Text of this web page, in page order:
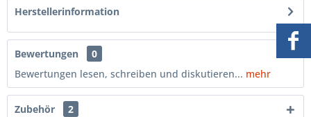
Herstellerinformation
Bewertungen
0
Bewertungen lesen, schreiben und diskutieren... mehr
Zubehör 2